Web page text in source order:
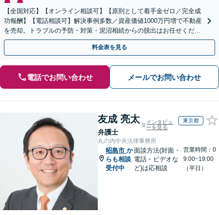
【全国対応】【オンライン相談可】【原則として着手金ゼロ／完全成
功報酬】【電話相談可】解決事例多数／資産価値1000万円増で不動産
を売却。トラブルの予防・対策・泥沼相続からの脱出はお任せくださ
い！法律と税務を一体的に対応します
料金表を見る
電話でお問い合わせ メールでお問い合わせ
友成 亮太
弁護士
インタビュ
ーを見る
東京都
丸の内中央法律事務所
昭島市 か
らも相談
受付中
面談方法(対面・
電話・ビデオな
ど)は応相談
営業時間：0
9:00~19:00
（平日）